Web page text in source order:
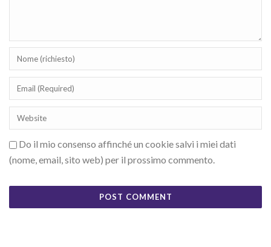
Do il mio consenso affinché un cookie salvi i miei dati
(nome, email, sito web) per il prossimo commento.